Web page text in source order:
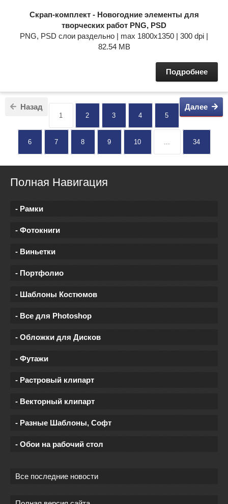
Скрап-комплект - Новогодние элементы для
творческих работ PNG, PSD
PNG, PSD слои раздельно | max 1800x1350 | 300 dpi |
82.54 MB
Подробнее
Назад Далее
1 2 3 4 5
6 7 8 9 10 34
Полная Навигация
- Рамки
- Фотокниги
- Виньетки
- Портфолио
- Шаблоны Костюмов
- Все для Photoshop
- Обложки для Дисков
- Футажи
- Растровый клипарт
- Векторный клипарт
- Разные Шаблоны, Софт
- Обои на рабочий стол
Все последние новости